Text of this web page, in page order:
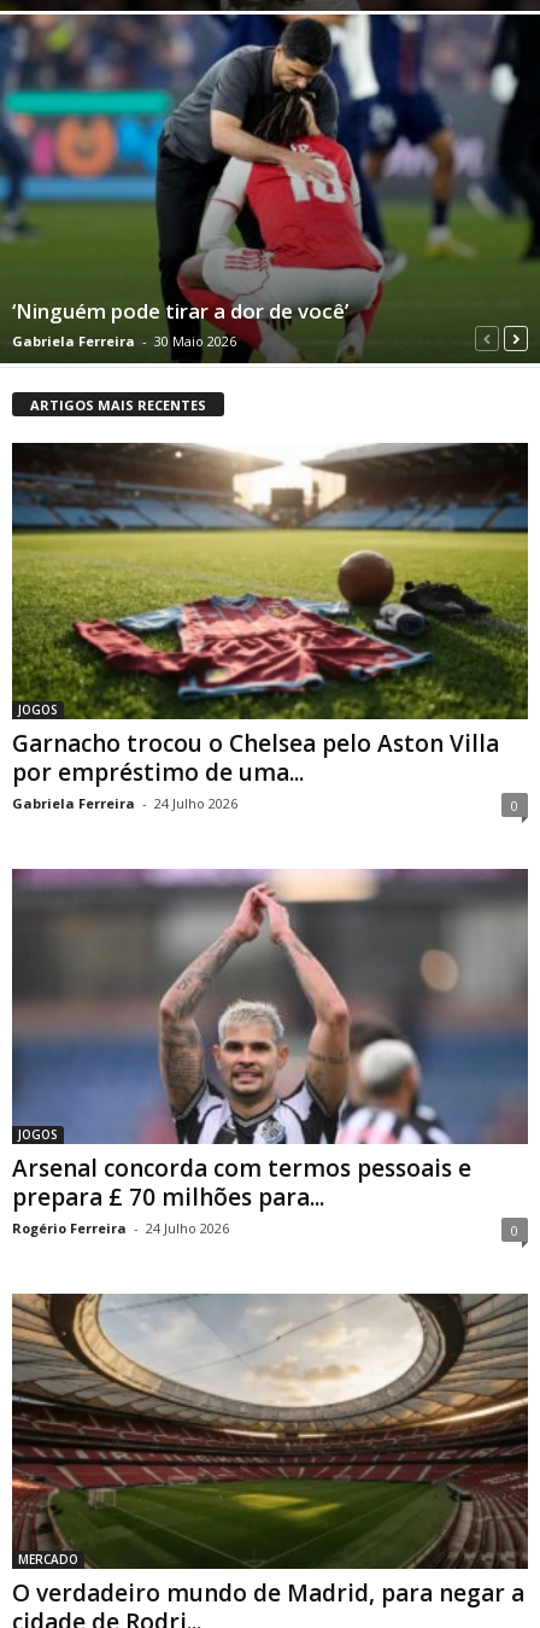
‘Ninguém pode tirar a dor de você’
Gabriela Ferreira - 30 Maio 2026
ARTIGOS MAIS RECENTES
JOGOS
Garnacho trocou o Chelsea pelo Aston Villa
por empréstimo de uma...
Gabriela Ferreira - 24 Julho 2026 0
JOGOS
Arsenal concorda com termos pessoais e
prepara £ 70 milhões para...
Rogério Ferreira - 24 Julho 2026 0
MERCADO
O verdadeiro mundo de Madrid, para negar a